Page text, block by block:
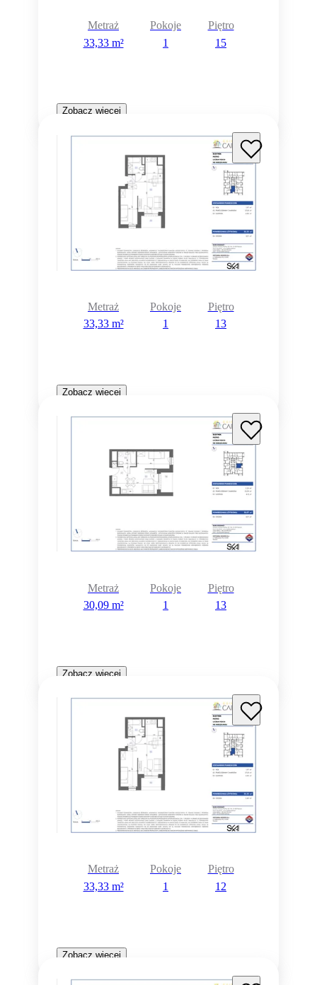
Metraż
33,33 m²
Pokoje
1
Piętro
15
Zobacz więcej
Metraż
33,33 m²
Pokoje
1
Piętro
13
Zobacz więcej
Metraż
30,09 m²
Pokoje
1
Piętro
13
Zobacz więcej
Metraż
33,33 m²
Pokoje
1
Piętro
12
Zobacz więcej